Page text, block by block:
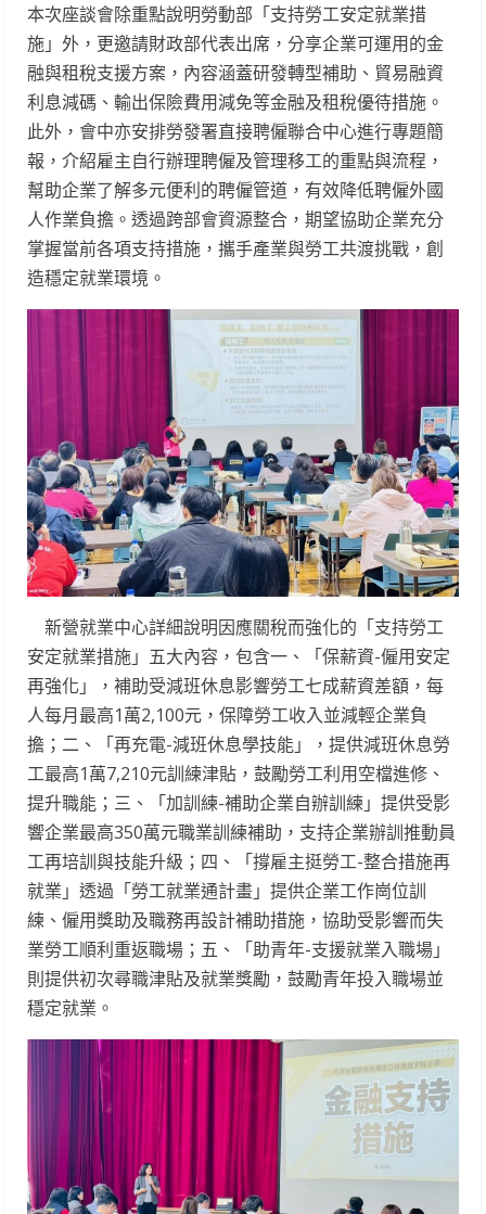
本次座談會除重點說明勞動部「支持勞工安定就業措
施」外，更邀請財政部代表出席，分享企業可運用的金
融與租稅支援方案，內容涵蓋研發轉型補助、貿易融資
利息減碼、輸出保險費用減免等金融及租稅優待措施。
此外，會中亦安排勞發署直接聘僱聯合中心進行專題簡
報，介紹雇主自行辦理聘僱及管理移工的重點與流程，
幫助企業了解多元便利的聘僱管道，有效降低聘僱外國
人作業負擔。透過跨部會資源整合，期望協助企業充分
掌握當前各項支持措施，攜手產業與勞工共渡挑戰，創
造穩定就業環境。
新營就業中心詳細說明因應關稅而強化的「支持勞工
安定就業措施」五大內容，包含一、「保薪資-僱用安定
再強化」，補助受減班休息影響勞工七成薪資差額，每
人每月最高1萬2,100元，保障勞工收入並減輕企業負
擔；二、「再充電-減班休息學技能」，提供減班休息勞
工最高1萬7,210元訓練津貼，鼓勵勞工利用空檔進修、
提升職能；三、「加訓練-補助企業自辦訓練」提供受影
響企業最高350萬元職業訓練補助，支持企業辦訓推動員
工再培訓與技能升級；四、「撐雇主挺勞工-整合措施再
就業」透過「勞工就業通計畫」提供企業工作崗位訓
練、僱用獎助及職務再設計補助措施，協助受影響而失
業勞工順利重返職場；五、「助青年-支援就業入職場」
則提供初次尋職津貼及就業獎勵，鼓勵青年投入職場並
穩定就業。